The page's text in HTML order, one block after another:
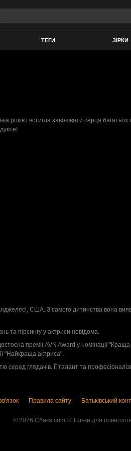
ТЕГИ ЗІРКИ
років і встигла завоювати серця
США. З самого дитинства вона
та пірсингу у актриси невідома.
премії AVN Award у номінації
"Найкраща актриса".
глядачів. Її талант та
Правила сайту Батьківський
® 2026 Єбака.com ©️ Тільки для